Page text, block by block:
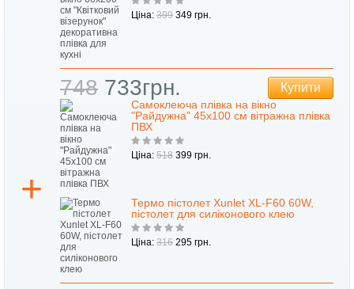
Ціна: 399 349 грн.
748 733грн. Купити
Самоклеюча плівка на вікно
"Райдужна" 45х100 см вітражна плівка
ПВХ
Ціна: 518 399 грн.
Термо пістолет Xunlet XL-F60 60W,
пістолет для силіконового клею
Ціна: 316 295 грн.